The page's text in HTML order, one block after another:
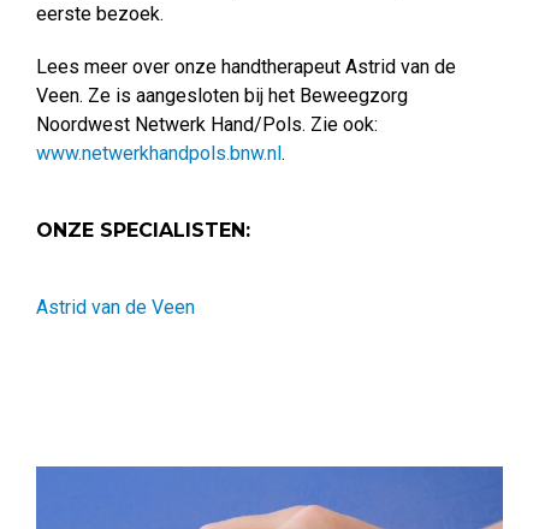
eerste bezoek.
Lees meer over onze handtherapeut Astrid van de
Veen. Ze is aangesloten bij het Beweegzorg
Noordwest Netwerk Hand/Pols. Zie ook:
www.netwerkhandpols.bnw.nl.
ONZE SPECIALISTEN:
Astrid van de Veen